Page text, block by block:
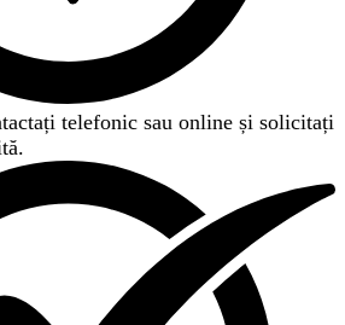
telefonic sau online și solicitați